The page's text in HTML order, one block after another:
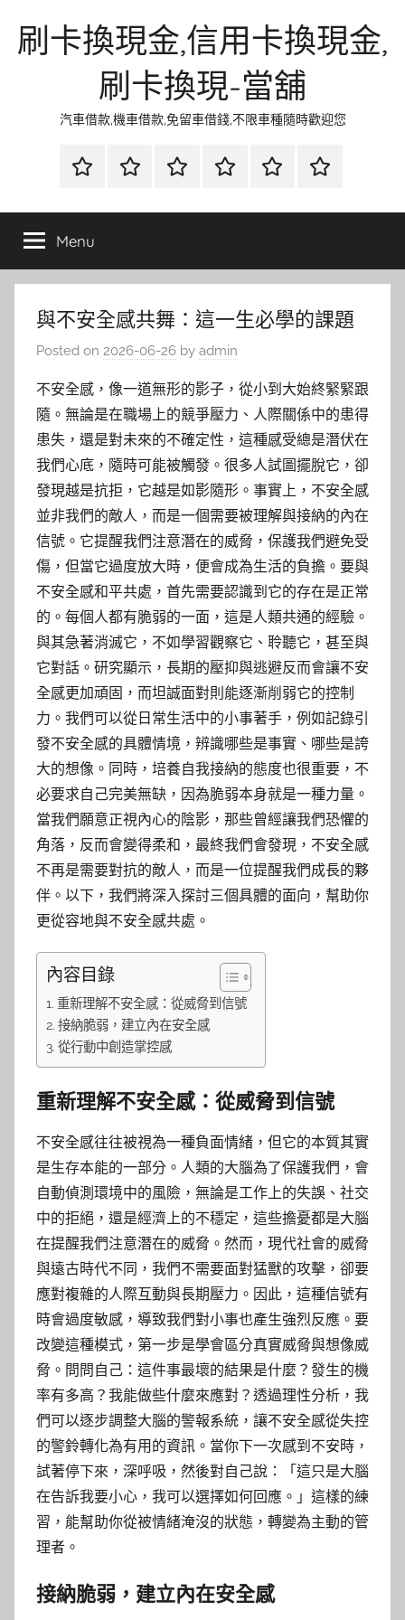
刷卡換現金,信用卡換現金,
刷卡換現-當舖
汽車借款,機車借款,免留車借錢,不限車種隨時歡迎您
首
當
金
網
資
流
時
環
清
聯
徵
Menu
與不安全感共舞：這一生必學的課題
Posted on 2026-06-26 by admin
不安全感，像一道無形的影子，從小到大始終緊緊跟
隨。無論是在職場上的競爭壓力、人際關係中的患得
患失，還是對未來的不確定性，這種感受總是潛伏在
我們心底，隨時可能被觸發。很多人試圖擺脫它，卻
發現越是抗拒，它越是如影隨形。事實上，不安全感
並非我們的敵人，而是一個需要被理解與接納的內在
信號。它提醒我們注意潛在的威脅，保護我們避免受
傷，但當它過度放大時，便會成為生活的負擔。要與
不安全感和平共處，首先需要認識到它的存在是正常
的。每個人都有脆弱的一面，這是人類共通的經驗。
與其急著消滅它，不如學習觀察它、聆聽它，甚至與
它對話。研究顯示，長期的壓抑與逃避反而會讓不安
全感更加頑固，而坦誠面對則能逐漸削弱它的控制
力。我們可以從日常生活中的小事著手，例如記錄引
發不安全感的具體情境，辨識哪些是事實、哪些是誇
大的想像。同時，培養自我接納的態度也很重要，不
必要求自己完美無缺，因為脆弱本身就是一種力量。
當我們願意正視內心的陰影，那些曾經讓我們恐懼的
角落，反而會變得柔和，最終我們會發現，不安全感
不再是需要對抗的敵人，而是一位提醒我們成長的夥
伴。以下，我們將深入探討三個具體的面向，幫助你
更從容地與不安全感共處。
內容目錄
重新理解不安全感：從威脅到信號
接納脆弱，建立內在安全感
從行動中創造掌控感
重新理解不安全感：從威脅到信號
不安全感往往被視為一種負面情緒，但它的本質其實
是生存本能的一部分。人類的大腦為了保護我們，會
自動偵測環境中的風險，無論是工作上的失誤、社交
中的拒絕，還是經濟上的不穩定，這些擔憂都是大腦
在提醒我們注意潛在的威脅。然而，現代社會的威脅
與遠古時代不同，我們不需要面對猛獸的攻擊，卻要
應對複雜的人際互動與長期壓力。因此，這種信號有
時會過度敏感，導致我們對小事也產生強烈反應。要
改變這種模式，第一步是學會區分真實威脅與想像威
脅。問問自己：這件事最壞的結果是什麼？發生的機
率有多高？我能做些什麼來應對？透過理性分析，我
們可以逐步調整大腦的警報系統，讓不安全感從失控
的警鈴轉化為有用的資訊。當你下一次感到不安時，
試著停下來，深呼吸，然後對自己說：「這只是大腦
在告訴我要小心，我可以選擇如何回應。」這樣的練
習，能幫助你從被情緒淹沒的狀態，轉變為主動的管
理者。
接納脆弱，建立內在安全感